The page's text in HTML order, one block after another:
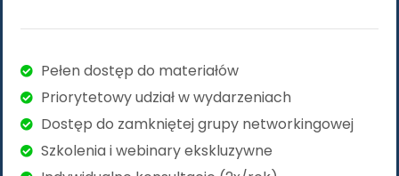
Pełen dostęp do materiałów
Priorytetowy udział w wydarzeniach
Dostęp do zamkniętej grupy networkingowej
Szkolenia i webinary ekskluzywne